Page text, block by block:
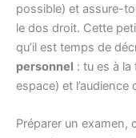
possible) et assure-
le dos droit. Cette
qu’il est temps de
personnel : tu es à
espace) et l’audience
Préparer un examen,